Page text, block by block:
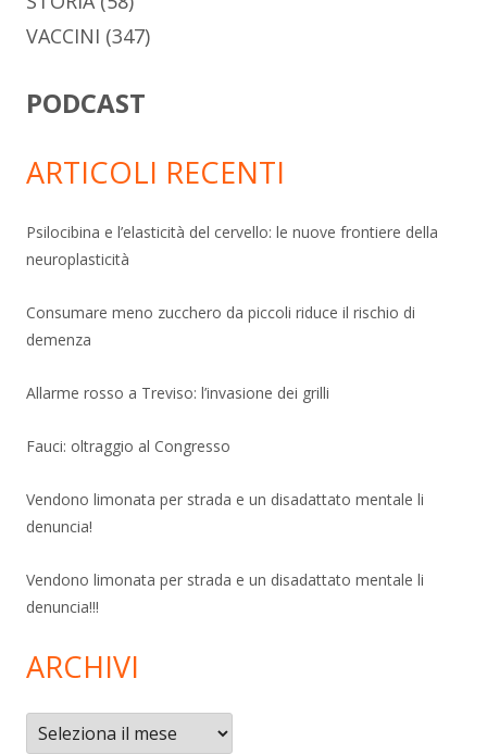
VACCINI (347)
PODCAST
ARTICOLI RECENTI
Psilocibina e l’elasticità del cervello: le nuove frontiere della
neuroplasticità
Consumare meno zucchero da piccoli riduce il rischio di
demenza
Allarme rosso a Treviso: l’invasione dei grilli
Fauci: oltraggio al Congresso
Vendono limonata per strada e un disadattato mentale li
denuncia!
Vendono limonata per strada e un disadattato mentale li
denuncia!!!
ARCHIVI
Archivi